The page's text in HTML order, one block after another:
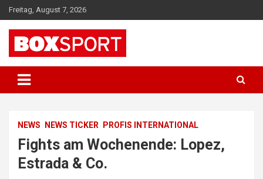
Skip
to
content
Freitag, August 7, 2026
BOXSPORT
NEWS NEWS TICKER PROFIS INTERNATIONAL
Fights am Wochenende: Lopez,
Estrada & Co.